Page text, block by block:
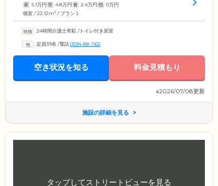
家 5.1万円 管 4.8万円 食 2.4万円 他 0万円
個室 / 22.12m2 / プラン１
24時間介護士常駐 /トイレ付き居室
定員39名 /電話0594-88-1165
空き状況を知る 料金見積もり
※2026/07/08更新
施設の詳細を見る